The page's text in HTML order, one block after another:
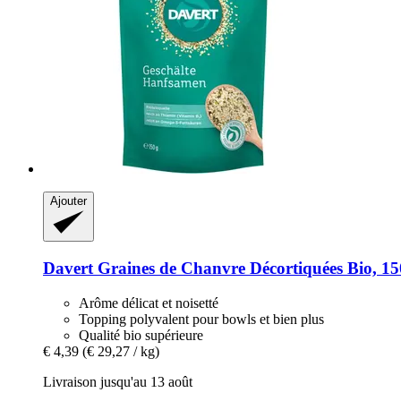
Ajouter
Davert Graines de Chanvre Décortiquées Bio,
Arôme délicat et noisetté
Topping polyvalent pour bowls et bien plus
Qualité bio supérieure
€ 4,39 (€ 29,27 / kg)
Livraison jusqu'au 13 août